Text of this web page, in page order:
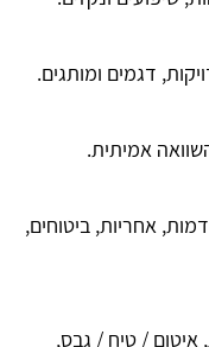
דגמים ומותגים.
אמיתית.
אחריות, ביטוחים,
איטום / טיח / גבס,